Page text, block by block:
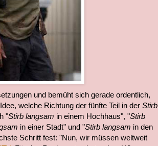
und bemüht sich gerade ordentlich,
welche Richtung der fünfte Teil in der Stirb
"Stirb langsam in einem Hochhaus", "Stirb
in einer Stadt" und "Stirb langsam in den
Schritt fest: "Nun, wir müssen weltweit